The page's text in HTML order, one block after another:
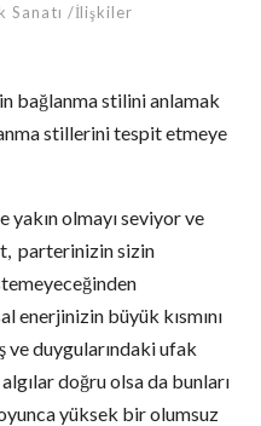
Sanatı /İlişkiler
bağlanma stilini anlamak
stillerini tespit etmeye
yakın olmayı seviyor ve
parterinizin sizin
enerjinizin büyük kısmını
ve duygularındaki ufak
doğru olsa da bunları
yüksek bir olumsuz